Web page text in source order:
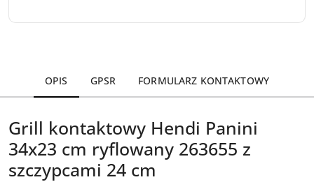
OPIS GPSR FORMULARZ KONTAKTOWY
Grill kontaktowy Hendi Panini
34x23 cm ryflowany 263655 z
szczypcami 24 cm